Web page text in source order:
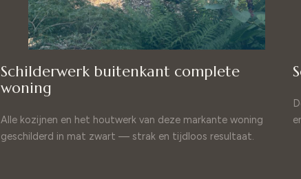
Schilderwerk buitenkant complete
woning
Alle kozijnen en het houtwerk van deze markante woning
geschilderd in mat zwart — strak en tijdloos resultaat.